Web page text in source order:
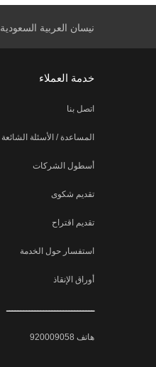
نيسان العربية السعودية
خدمة العملاء
اتصل بنا
المساعدة / الأسئلة الشائعة
أسطول الشركات
تقديم شكوى
تقديم اقتراح
استفسار حول الخدمة
أوراق الإنقاذ
ـــــــــــــــــــــــــــــــ
هاتف 920009058